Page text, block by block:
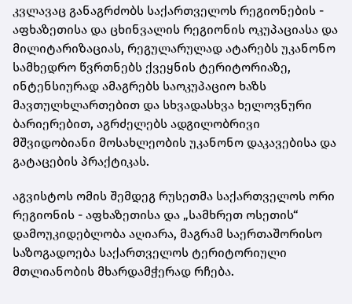
კვლავაც განაგრძობს საქართველოს რეგიონების -
აფხაზეთისა და ცხინვალის რეგიონის ოკუპაციასა და
მილიტარიზაციას, რეგულარულად ატარებს უკანონო
სამხედრო წვრთნებს ქვეყნის ტერიტორიაზე,
ინტენსიურად ამაგრებს საოკუპაციო ხაზს
მავთულხლართებით და სხვადასხვა ხელოვნური
ბარიერებით, აგრძელებს ადგილობრივი
მშვიდობიანი მოსახლეობის უკანონო დაკავებისა და
გატაცების პრაქტიკას.
აგვისტოს ომის შემდეგ რუსეთმა საქართველოს ორი
რეგიონის - აფხაზეთისა და „სამხრეთ ოსეთის“
დამოუკიდებლობა აღიარა, მაგრამ საერთაშორისო
საზოგადოება საქართველოს ტერიტორიული
მთლიანობის მხარდამჭერად რჩება.